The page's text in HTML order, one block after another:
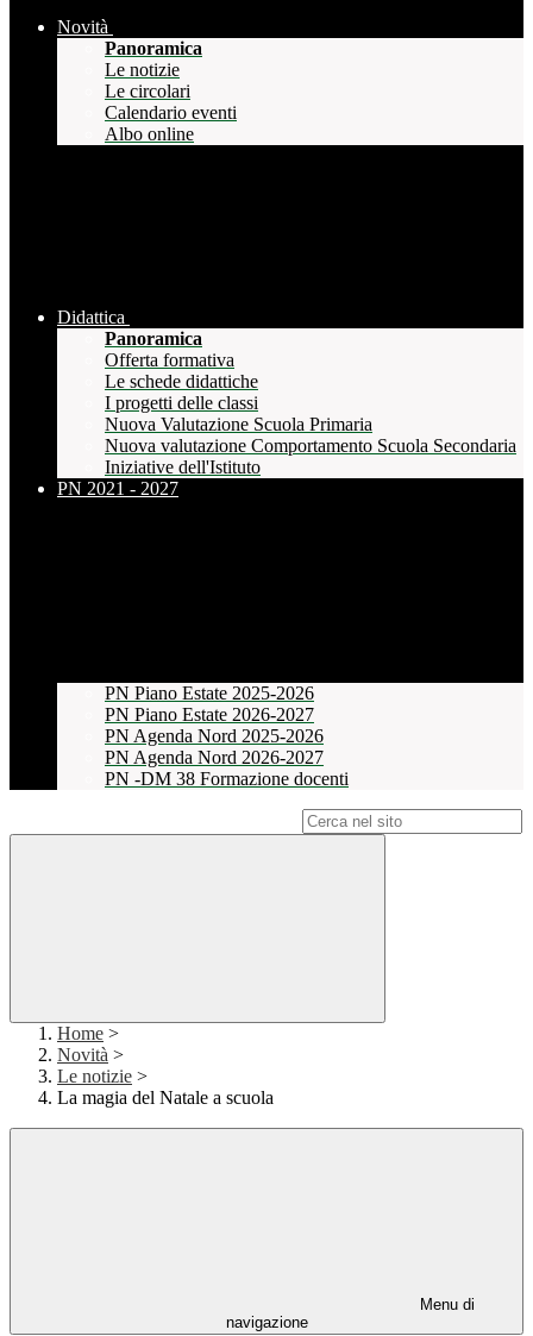
Novità
Panoramica
Le notizie
Le circolari
Calendario eventi
Albo online
Didattica
Panoramica
Offerta formativa
Le schede didattiche
I progetti delle classi
Nuova Valutazione Scuola Primaria
Nuova valutazione Comportamento Scuola Secondaria
Iniziative dell'Istituto
PN 2021 - 2027
PN Piano Estate 2025-2026
PN Piano Estate 2026-2027
PN Agenda Nord 2025-2026
PN Agenda Nord 2026-2027
PN -DM 38 Formazione docenti
Home >
Novità >
Le notizie >
La magia del Natale a scuola
Menu di
navigazione